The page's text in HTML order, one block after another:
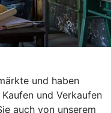
und haben
und Verkaufen
auch von unserem